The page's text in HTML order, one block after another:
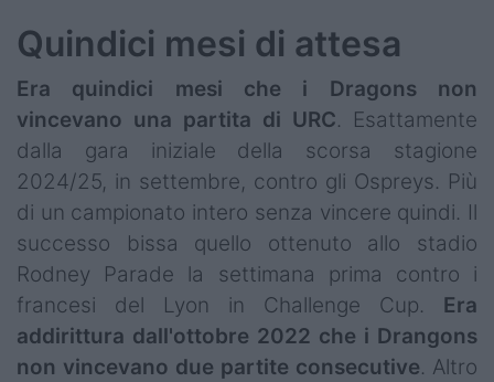
Quindici mesi di attesa
Era quindici mesi che i Dragons non
vincevano una partita di URC. Esattamente
dalla gara iniziale della scorsa stagione
2024/25, in settembre, contro gli Ospreys. Più
di un campionato intero senza vincere quindi. Il
successo bissa quello ottenuto allo stadio
Rodney Parade la settimana prima contro i
francesi del Lyon in Challenge Cup. Era
addirittura dall'ottobre 2022 che i Drangons
non vincevano due partite consecutive. Altro